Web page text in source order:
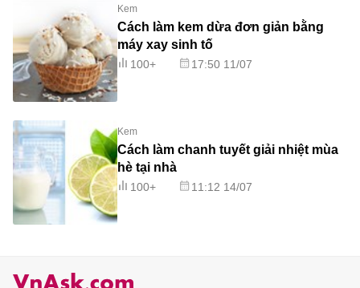
Kem
Cách làm kem dừa đơn giản bằng
máy xay sinh tố
100+ 17:50 11/07
Kem
Cách làm chanh tuyết giải nhiệt mùa
hè tại nhà
100+ 11:12 14/07